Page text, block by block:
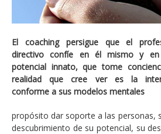
información
tecnológicos de negocio
Plan estratégico, estrategia y
Proyectos de eficiencia TI
de datos
El coaching persigue que el
directivo confíe en él mismo y
potencial innato, que tome
realidad que cree ver es la
conforme a sus modelos mentales
propósito dar soporte a las personas,
descubrimiento de su potencial, su